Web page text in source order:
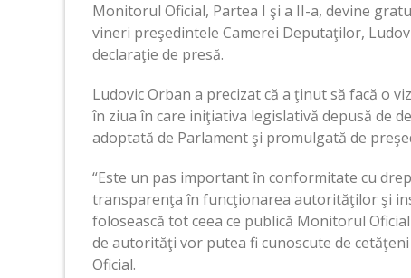
Monitorul Oficial, Partea I şi a II-a, devine
vineri preşedintele Camerei Deputaţilor,
declaraţie de presă.
Ludovic Orban a precizat că a ţinut să facă o
în ziua în care iniţiativa legislativă depusă de
adoptată de Parlament şi promulgată de
“Este un pas important în conformitate cu
transparenţa în funcţionarea autorităţilor şi
folosească tot ceea ce publică Monitorul
de autorităţi vor putea fi cunoscute de
Oficial.